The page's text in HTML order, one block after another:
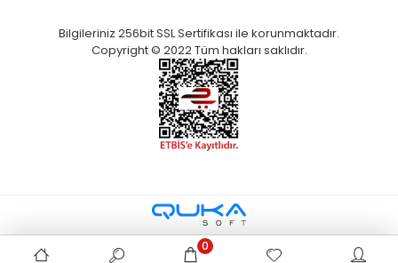
Bilgileriniz 256bit SSL Sertifikası ile korunmaktadır.
Copyright © 2022 Tüm hakları saklıdır.
0